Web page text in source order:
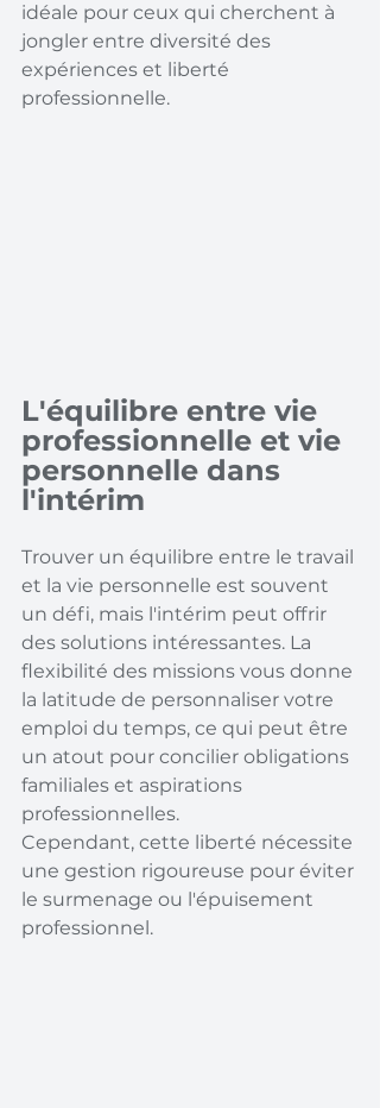
idéale pour ceux qui cherchent à
jongler entre diversité des
expériences et liberté
professionnelle.
L'équilibre entre vie
professionnelle et vie
personnelle dans
l'intérim
Trouver un équilibre entre le travail
et la vie personnelle est souvent
un défi, mais l'intérim peut offrir
des solutions intéressantes. La
flexibilité des missions vous donne
la latitude de personnaliser votre
emploi du temps, ce qui peut être
un atout pour concilier obligations
familiales et aspirations
professionnelles.
Cependant, cette liberté nécessite
une gestion rigoureuse pour éviter
le surmenage ou l'épuisement
professionnel.